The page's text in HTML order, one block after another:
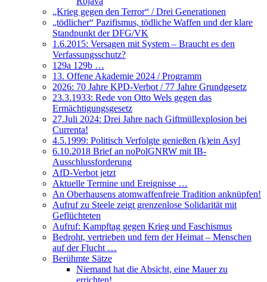
„Krieg gegen den Terror“ / Drei Generationen
„tödlicher“ Pazifismus, tödliche Waffen und der klare
Standpunkt der DFG/VK
1.6.2015: Versagen mit System – Braucht es den
Verfassungsschutz?
129a 129b …
13. Offene Akademie 2024 / Programm
2026: 70 Jahre KPD-Verbot / 77 Jahre Grundgesetz
23.3.1933: Rede von Otto Wels gegen das
Ermächtigungsgesetz
27.Juli 2024: Drei Jahre nach Giftmüllexplosion bei
Currenta!
4.5.1999: Politisch Verfolgte genießen (k)ein Asyl
6.10.2018 Brief an noPolGNRW mit IB-
Ausschlussforderung
AfD-Verbot jetzt
Aktuelle Termine und Ereignisse …
An Oberhausens atomwaffenfreie Tradition anknüpfen!
Aufruf zu Steele zeigt grenzenlose Solidarität mit
Geflüchteten
Aufruf: Kampftag gegen Krieg und Faschismus
Bedroht, vertrieben und fern der Heimat – Menschen
auf der Flucht …
Berühmte Sätze
Niemand hat die Absicht, eine Mauer zu
errichten!